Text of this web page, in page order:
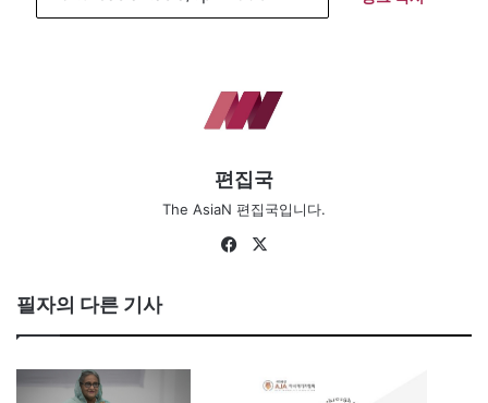
편집국
The AsiaN 편집국입니다.
Fa
필자의 다른 기사